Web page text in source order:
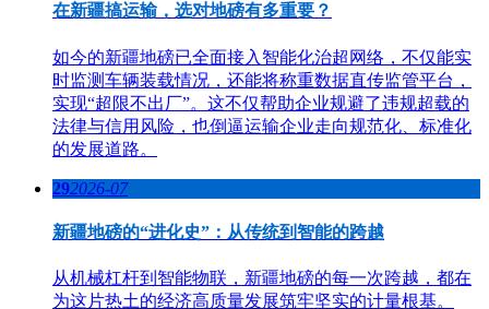
在新疆搞运输，选对地磅有多重要？
如今的新疆地磅已全面接入智能化治超网络，不仅能实
时监测车辆装载情况，还能将称重数据直传监管平台，
实现“超限不出厂”。这不仅帮助企业规避了违规超载的
法律与信用风险，也倒逼运输企业走向规范化、标准化
的发展道路。
292026-07
新疆地磅的“进化史”：从传统到智能的跨越
从机械杠杆到智能物联，新疆地磅的每一次跨越，都在
为这片热土的经济高质量发展筑牢坚实的计量根基。